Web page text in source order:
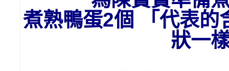
煮熟鴨蛋2個 「代表的
狀一